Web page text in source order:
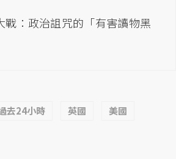
戰：政治詛咒的「有害讀物黑
去24小時 英國 美國